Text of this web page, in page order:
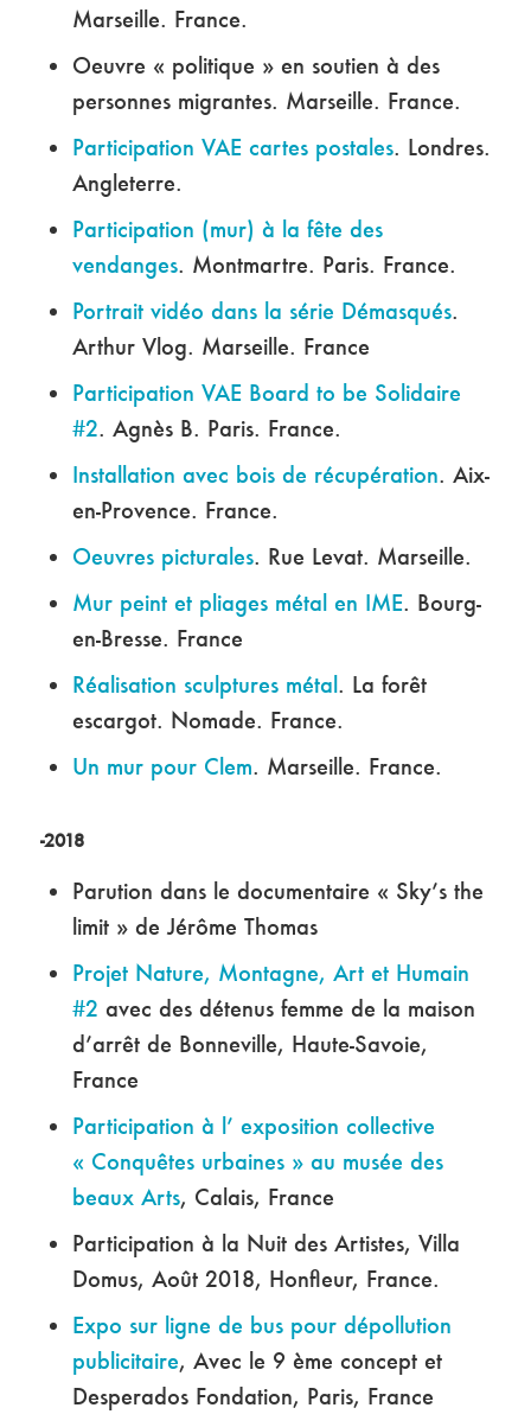
Marseille. France.
Oeuvre « politique » en soutien à des
personnes migrantes. Marseille. France.
Participation VAE cartes postales. Londres.
Angleterre.
Participation (mur) à la fête des
vendanges. Montmartre. Paris. France.
Portrait vidéo dans la série Démasqués.
Arthur Vlog. Marseille. France
Participation VAE Board to be Solidaire
#2. Agnès B. Paris. France.
Installation avec bois de récupération. Aix-
en-Provence. France.
Oeuvres picturales. Rue Levat. Marseille.
Mur peint et pliages métal en IME. Bourg-
en-Bresse. France
Réalisation sculptures métal. La forêt
escargot. Nomade. France.
Un mur pour Clem. Marseille. France.
-2018
Parution dans le documentaire « Sky’s the
limit » de Jérôme Thomas
Projet Nature, Montagne, Art et Humain
#2 avec des détenus femme de la maison
d’arrêt de Bonneville, Haute-Savoie,
France
Participation à l’ exposition collective
« Conquêtes urbaines » au musée des
beaux Arts, Calais, France
Participation à la Nuit des Artistes, Villa
Domus, Août 2018, Honfleur, France.
Expo sur ligne de bus pour dépollution
publicitaire, Avec le 9 ème concept et
Desperados Fondation, Paris, France